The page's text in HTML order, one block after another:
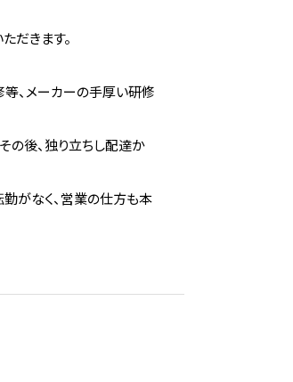
だきます。
、メーカーの手厚い研修
の後、独り立ちし配達か
勤がなく、営業の仕方も本